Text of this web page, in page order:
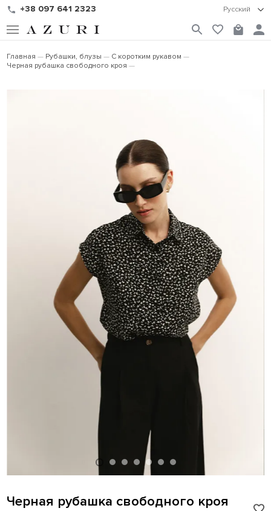
+38 097 641 2323 Русский
Главная Рубашки, блузы
С коротким рукавом
Черная рубашка свободного кроя
Черная рубашка свободного кроя